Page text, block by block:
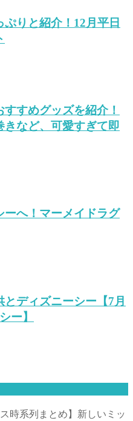
ぷりと紹介！12月平日
すめグッズを紹介！
など、可愛すぎて即
ーへ！マーメイドラグ
ディズニーシー【7月
ー】
時系列まとめ】新しいミッ